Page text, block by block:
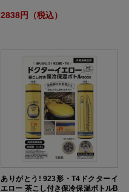
2838円（税込）
ありがとう! 923形・T4ドクターイ
エロー 茶こし付き保冷保温ボトルB